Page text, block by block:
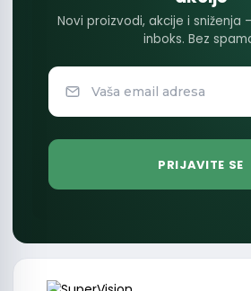
Novi proizvodi, akcije i sniženja
inboks. Bez